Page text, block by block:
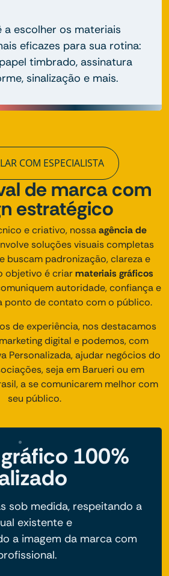
a escolher os materiais
eficazes para sua rotina:
timbrado, assinatura
sinalização e mais.
COM ESPECIALISTA
de marca com
estratégico
e criativo, nossaagência de
soluções visuais completas
buscam padronização, clareza e
objetivo é criarmateriais gráficos
autoridade, confiança e
ponto de contato com o público.
de experiência, nos destacamos
digital e podemos, com
Personalizada, ajudar negócios do
seja em Barueri ou em
a se comunicarem melhor com
seu público.
100%
sob medida, respeitando a
existente e
a imagem da marca com